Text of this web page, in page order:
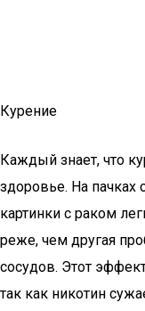
Курение
Каждый знает, что
здоровье. На пачках
картинки с раком
реже, чем другая
сосудов. Этот
так как никотин